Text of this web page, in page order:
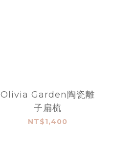
Olivia Garden陶瓷離
子扁梳
NT$1,400